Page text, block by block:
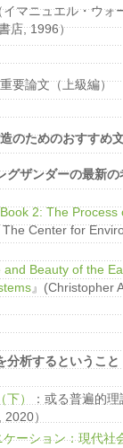
イマニュエル・ウォ
店, 1996）
要論文（上級編）
のためのおすすめ
グザンダーの最新の
2: The Process
Center for
Beauty of the
』(Christopher
分析するということ
（下）
：或る普遍的
）
ーション：現代社